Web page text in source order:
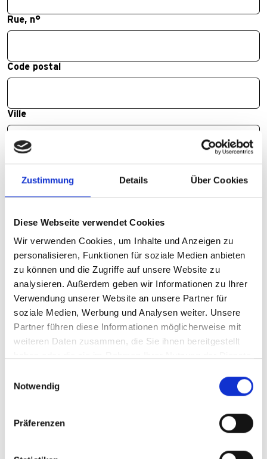
Zustimmung Details Über Cookies
Diese Webseite verwendet Cookies
Wir verwenden Cookies, um Inhalte und Anzeigen zu
personalisieren, Funktionen für soziale Medien anbieten
zu können und die Zugriffe auf unsere Website zu
analysieren. Außerdem geben wir Informationen zu Ihrer
Verwendung unserer Website an unsere Partner für
soziale Medien, Werbung und Analysen weiter. Unsere
Partner führen diese Informationen möglicherweise mit
weiteren Daten zusammen, die Sie ihnen bereitgestellt
Notwendig
Präferenzen
Rue, n°
Code postal
Ville
Fax
E-mail*